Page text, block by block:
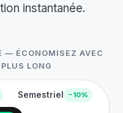
instantanée.
— ÉCONOMISEZ AVEC
LONG
Semestriel −10%